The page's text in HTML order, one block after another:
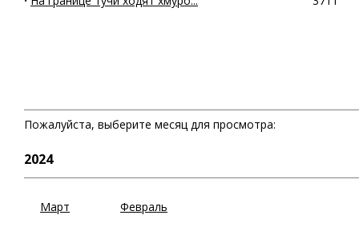
Пожалуйста, выберите месяц для просмотра:
2024
Март Февраль